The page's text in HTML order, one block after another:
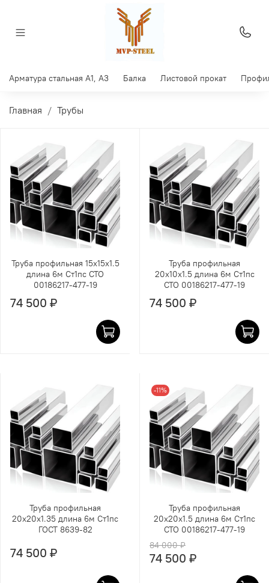
Арматура стальная A1, A3 Балка Листовой прокат
Главная Трубы
Труба профильная 15х15х1.5
длина 6м Ст1пс СТО
00186217-477-19
74 500 ₽
Труба профильная
20х10х1.5 длина 6м Ст1пс
СТО 00186217-477-19
74 500 ₽
Труба профильная
20х20х1.35 длина 6м Ст1пс
ГОСТ 8639-82
74 500 ₽
-11%
Труба профильная
20х20х1.5 длина 6м Ст1пс
СТО 00186217-477-19
84 000 ₽
74 500 ₽